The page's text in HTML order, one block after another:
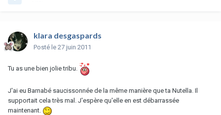
klara desgaspards
Posté le 27 juin 2011
Tu as une bien jolie tribu.
J'ai eu Barnabé saucissonnée de la même manière que ta Nutella. Il
supportait cela très mal. J'espère qu'elle en est débarrassée
maintenant.